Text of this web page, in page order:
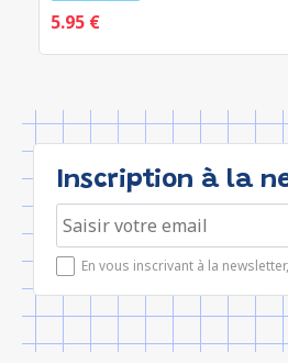
5.95 €
Inscription à la
En vous inscrivant à la